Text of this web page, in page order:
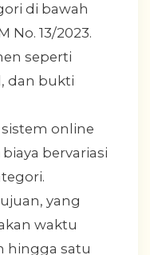
di bawah
No. 13/2023.
seperti
dan bukti
online
bervariasi
yang
waktu
hingga satu